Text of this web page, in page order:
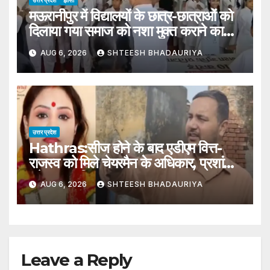
मऊरानीपुर में विद्यालयों के छात्र-छात्राओं को
दिलाया गया समाज को नशा मुक्त कराने का
संकल्प
AUG 6, 2026 SHTEESH BHADAURIYA
उत्तर प्रदेश
Hathras:सीज होने के बाद एडीएम वित्त-
राजस्व को मिले चेयरमैन के अधिकार, प्रशांत
बने नगर पालिका हाथरस प्रशासक – Adm
Finance-revenue Gets The
Powers Of Hathras Municipal
AUG 6, 2026 SHTEESH BHADAURIYA
Leave a Reply